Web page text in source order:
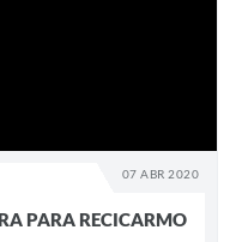
07 ABR 2020
PARA RECICARMO